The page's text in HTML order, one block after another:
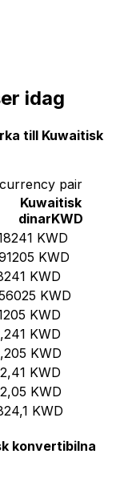
idag
till Kuwaitisk
pair
Kuwaitisk
dinarKWD
KWD
KWD
KWD
KWD
KWD
KWD
KWD
KWD
KWD
KWD
konvertibilna